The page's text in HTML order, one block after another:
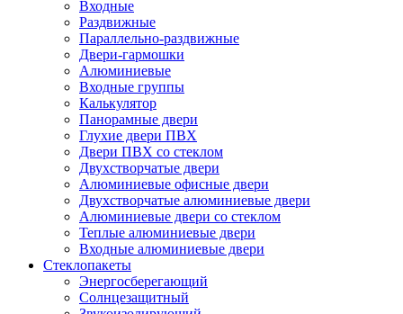
Входные
Раздвижные
Параллельно-раздвижные
Двери-гармошки
Алюминиевые
Входные группы
Калькулятор
Панорамные двери
Глухие двери ПВХ
Двери ПВХ со стеклом
Двухстворчатые двери
Алюминиевые офисные двери
Двухстворчатые алюминиевые двери
Алюминиевые двери со стеклом
Теплые алюминиевые двери
Входные алюминиевые двери
Стеклопакеты
Энергосберегающий
Солнцезащитный